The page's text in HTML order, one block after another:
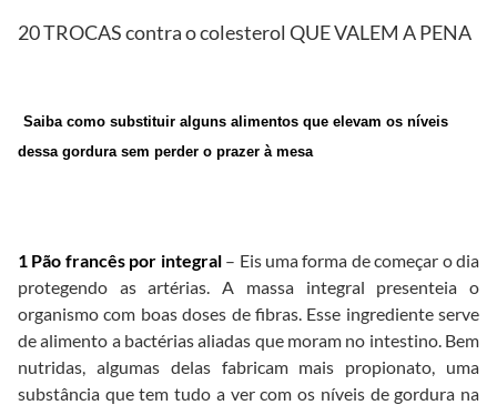
20 TROCAS contra o colesterol QUE VALEM A PENA
Saiba como substituir alguns alimentos que elevam os níveis
dessa gordura sem perder o prazer à mesa
1 Pão francês por integral– Eis uma forma de começar o dia
protegendo as artérias. A massa integral presenteia o
organismo com boas doses de fibras. Esse ingrediente serve
de alimento a bactérias aliadas que moram no intestino. Bem
nutridas, algumas delas fabricam mais propionato, uma
substância que tem tudo a ver com os níveis de gordura na